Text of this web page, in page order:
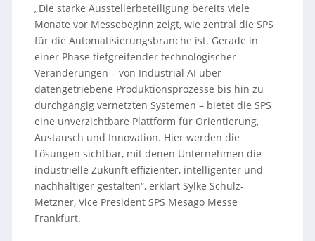
„Die starke Ausstellerbeteiligung bereits viele
Monate vor Messebeginn zeigt, wie zentral die SPS
für die Automatisierungsbranche ist. Gerade in
einer Phase tiefgreifender technologischer
Veränderungen – von Industrial AI über
datengetriebene Produktionsprozesse bis hin zu
durchgängig vernetzten Systemen – bietet die SPS
eine unverzichtbare Plattform für Orientierung,
Austausch und Innovation. Hier werden die
Lösungen sichtbar, mit denen Unternehmen die
industrielle Zukunft effizienter, intelligenter und
nachhaltiger gestalten“, erklärt Sylke Schulz-
Metzner, Vice President SPS Mesago Messe
Frankfurt.